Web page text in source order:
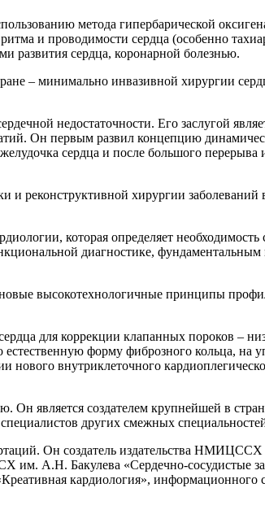
метода гипербарической
и проводимости сердца (особенно
развития сердца, коронарной болезнью.
– минимально инвазивной хирургии
недостаточности. Его заслугой
Он первым развил концепцию
сердца и после большого перерыва
реконструктивной хирургии заболеваний
которая определяет необходимость
диагностике,
высокотехнологичные принципы
для коррекции клапанных пороков –
форму фиброзного кольца, на
внутриклеточного
Он является создателем крупнейшей в
других смежных
Он создатель издательства
А.Н. Бакулева «Сердечно-сосудистые
кардиология», информационного